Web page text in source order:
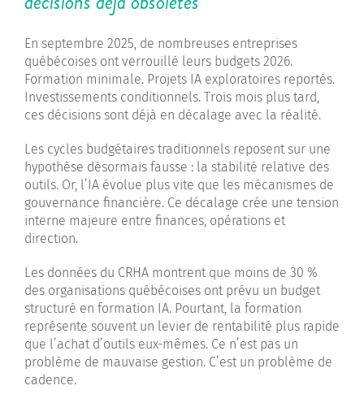
En septembre 2025, de nombreuses entreprises
québécoises ont verrouillé leurs budgets 2026.
Formation minimale. Projets IA exploratoires reportés.
Investissements conditionnels. Trois mois plus tard,
ces décisions sont déjà en décalage avec la réalité.
Les cycles budgétaires traditionnels reposent sur une
hypothèse désormais fausse : la stabilité relative des
outils. Or, l’IA évolue plus vite que les mécanismes de
gouvernance financière. Ce décalage crée une tension
interne majeure entre finances, opérations et
direction.
Les données du CRHA montrent que moins de 30 %
des organisations québécoises ont prévu un budget
structuré en formation IA. Pourtant, la formation
représente souvent un levier de rentabilité plus rapide
que l’achat d’outils eux-mêmes. Ce n’est pas un
problème de mauvaise gestion. C’est un problème de
cadence.